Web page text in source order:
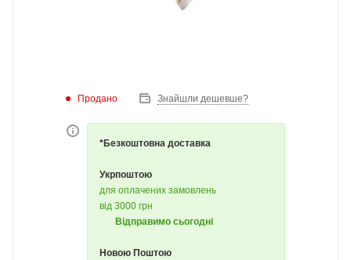
Продано Знайшли дешевше?
*Безкоштовна доставка
Укрпоштою
для оплачених замовлень
від 3000 грн
Відправимо сьогодні
Новою Поштою